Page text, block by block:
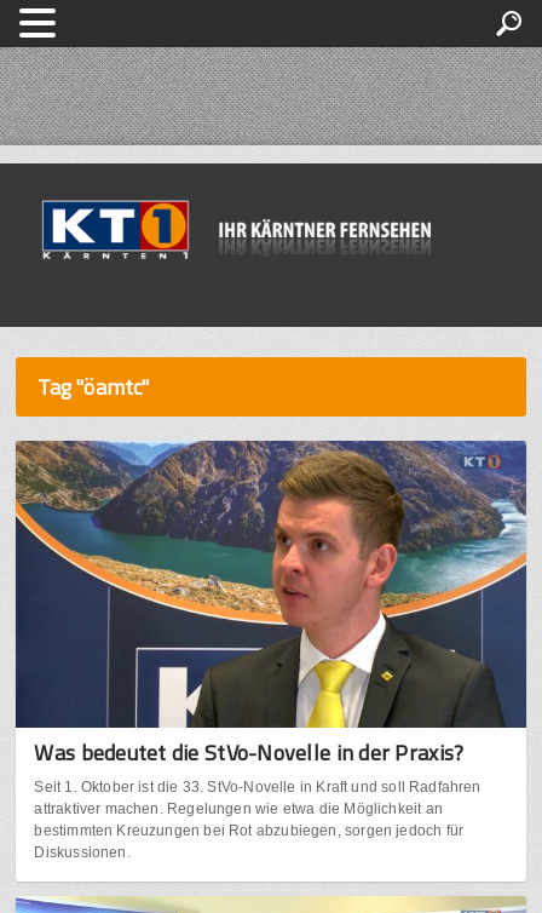
Tag "öamtc"
Was bedeutet die StVo-Novelle in der Praxis?
Seit 1. Oktober ist die 33. StVo-Novelle in Kraft und soll Radfahren
attraktiver machen. Regelungen wie etwa die Möglichkeit an
bestimmten Kreuzungen bei Rot abzubiegen, sorgen jedoch für
Diskussionen.